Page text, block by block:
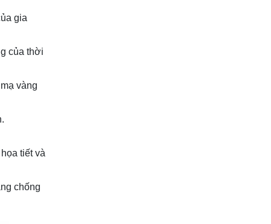
gia
của thời
vàng
tiết và
chống